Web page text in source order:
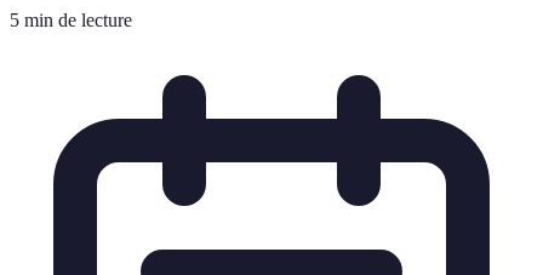
5 min de lecture